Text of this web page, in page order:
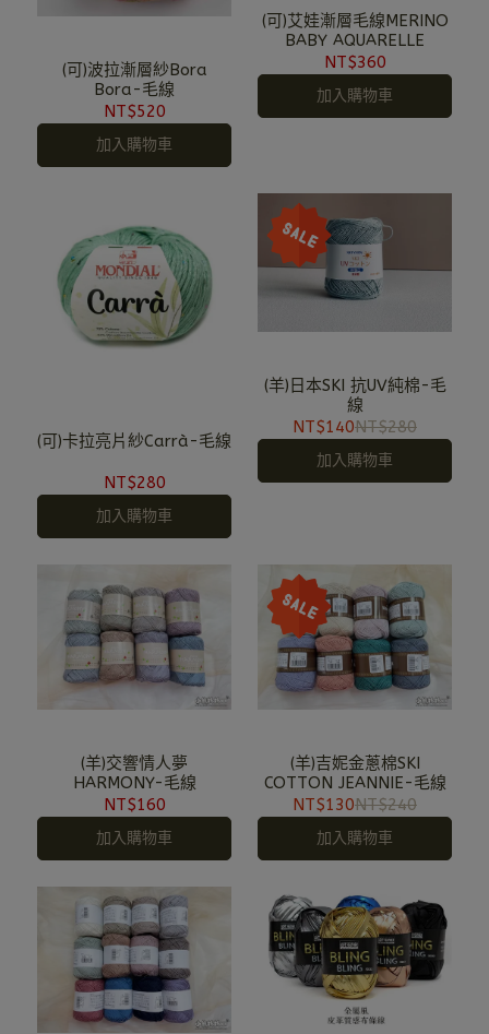
(可)波拉漸層紗Bora
Bora-毛線
NT$520
加入購物車
(可)艾娃漸層毛線MERINO
BABY AQUARELLE
NT$360
加入購物車
(可)卡拉亮片紗Carrà-毛線
NT$280
加入購物車
(羊)日本SKI 抗UV純棉-毛
線
NT$140NT$280
加入購物車
(羊)交響情人夢
HARMONY-毛線
NT$160
加入購物車
(羊)吉妮金蔥棉SKI
COTTON JEANNIE-毛線
NT$130NT$240
加入購物車